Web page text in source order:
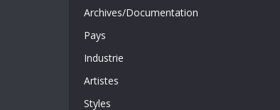
Archives/Documentation
Pays
Industrie
Artistes
Styles